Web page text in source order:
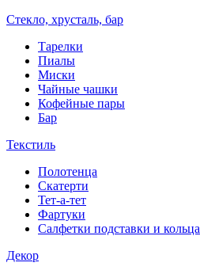
Стекло, хрусталь, бар
Тарелки
Пиалы
Миски
Чайные чашки
Кофейные пары
Бар
Текстиль
Полотенца
Скатерти
Тет-а-тет
Фартуки
Салфетки подставки и кольца
Декор